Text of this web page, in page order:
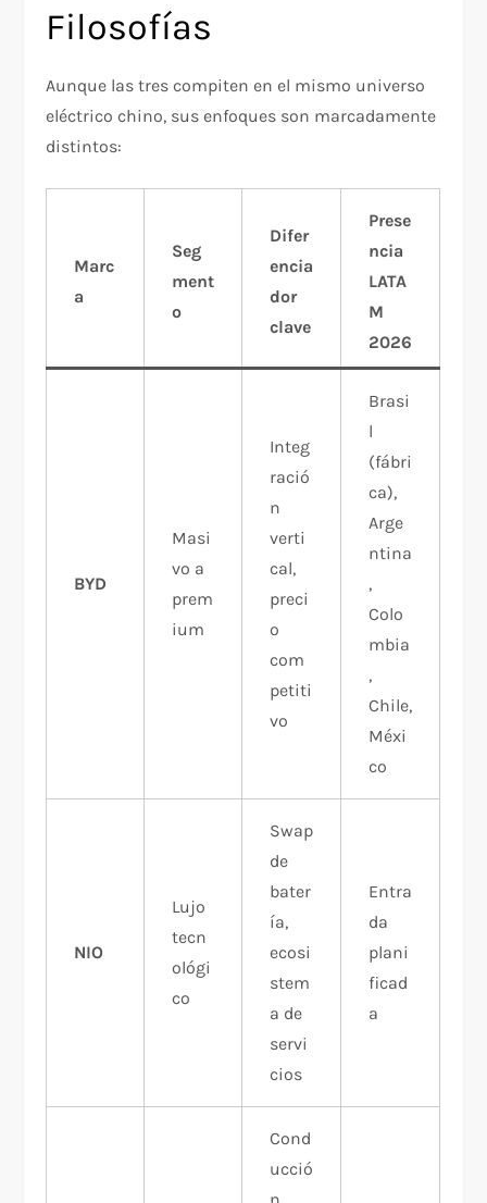
Filosofías
Aunque las tres compiten en el mismo universo
eléctrico chino, sus enfoques son marcadamente
distintos:
Marc
a
Seg
ment
o
Difer
encia
dor
clave
Prese
ncia
LATA
M
2026
BYD
Masi
vo a
prem
ium
Integ
ració
n
verti
cal,
preci
o
com
petiti
vo
Brasi
l
(fábri
ca),
Arge
ntina
,
Colo
mbia
,
Chile,
Méxi
co
NIO
Lujo
tecn
ológi
co
Swap
de
bater
ía,
ecosi
stem
a de
servi
cios
Entra
da
plani
ficad
a
Cond
ucció